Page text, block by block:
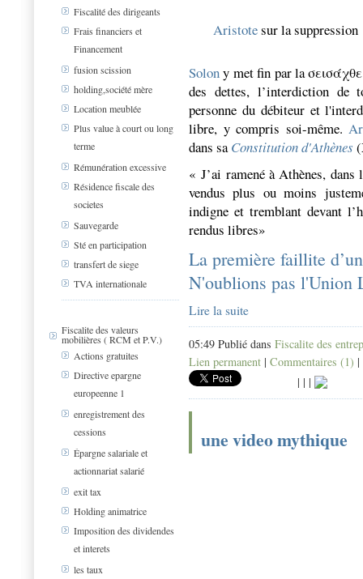
Fiscalité des dirigeants
Frais financiers et
Financement
fusion scission
holding,société mère
Location meublée
Plus value à court ou long
terme
Rémunération excessive
Résidence fiscale des
societes
Sauvegarde
Sté en participation
transfert de siege
TVA internationale
Fiscalite des valeurs
mobilières ( RCM et P.V.)
Actions gratuites
Directive epargne
europeenne 1
enregistrement des
cessions
Épargne salariale et
actionnariat salarié
exit tax
Holding animatrice
Imposition des dividendes
et interets
les taux
Aristotesur la suppression
Solony met fin par la
des dettes, l’interdiction de
personne du débiteur et
libre, y compris soi-même.
dans sa Constitution d'Athènes
« J’ai ramené à Athènes,
vendus plus ou moins
indigne et tremblant devant
rendus libres»
La première faillite
N'oublions pas l'Union
Lire la suite
05:49 Publié dans Fiscalite des
Lien permanent | Commentaires (1) |
| | |
une video mythique